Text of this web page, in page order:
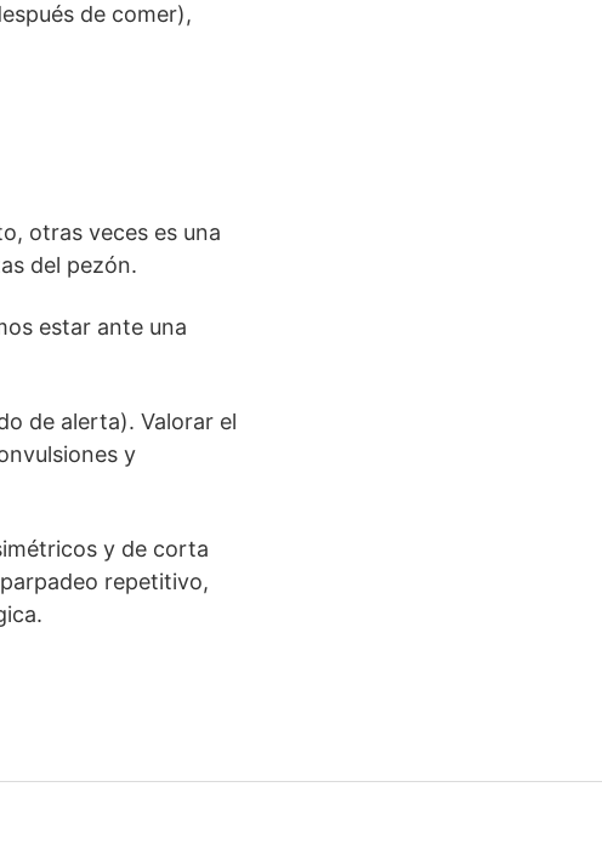
de comer),
otras veces es una
del pezón.
estar ante una
de alerta). Valorar el
y
y de corta
repetitivo,